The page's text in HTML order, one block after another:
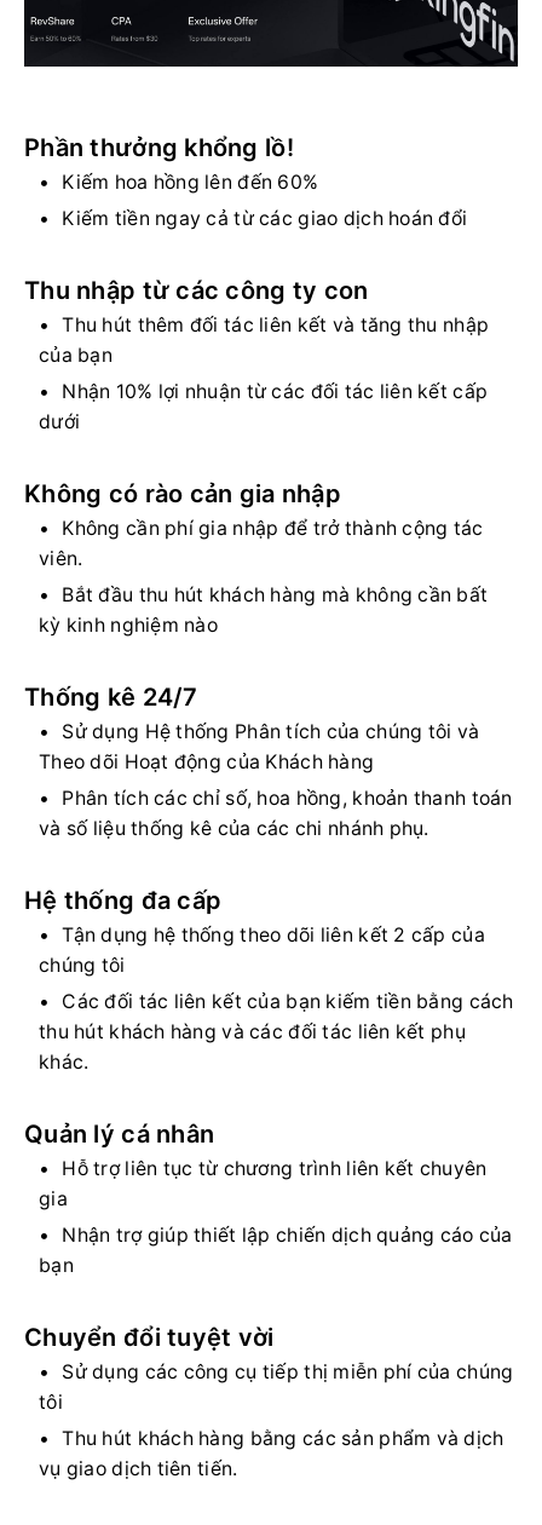
Phần thưởng khổng lồ!
Kiếm hoa hồng lên đến 60%
Kiếm tiền ngay cả từ các giao dịch hoán đổi
Thu nhập từ các công ty con
Thu hút thêm đối tác liên kết và tăng thu nhập
của bạn
Nhận 10% lợi nhuận từ các đối tác liên kết cấp
dưới
Không có rào cản gia nhập
Không cần phí gia nhập để trở thành cộng tác
viên.
Bắt đầu thu hút khách hàng mà không cần bất
kỳ kinh nghiệm nào
Thống kê 24/7
Sử dụng Hệ thống Phân tích của chúng tôi và
Theo dõi Hoạt động của Khách hàng
Phân tích các chỉ số, hoa hồng, khoản thanh toán
và số liệu thống kê của các chi nhánh phụ.
Hệ thống đa cấp
Tận dụng hệ thống theo dõi liên kết 2 cấp của
chúng tôi
Các đối tác liên kết của bạn kiếm tiền bằng cách
thu hút khách hàng và các đối tác liên kết phụ
khác.
Quản lý cá nhân
Hỗ trợ liên tục từ chương trình liên kết chuyên
gia
Nhận trợ giúp thiết lập chiến dịch quảng cáo của
bạn
Chuyển đổi tuyệt vời
Sử dụng các công cụ tiếp thị miễn phí của chúng
tôi
Thu hút khách hàng bằng các sản phẩm và dịch
vụ giao dịch tiên tiến.